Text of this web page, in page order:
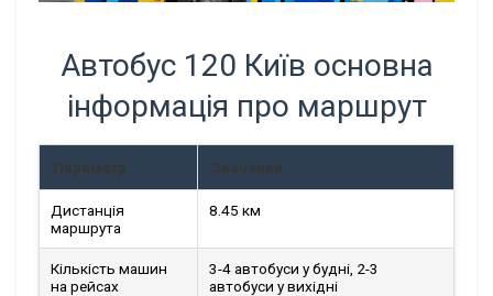
Автобус 120 Київ основна
інформація про маршрут
Параметр Значення
Дистанція
маршрута
8.45 км
Кількість машин
на рейсах
3-4 автобуси у будні, 2-3
автобуси у вихідні